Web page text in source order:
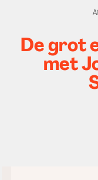
De grot
met